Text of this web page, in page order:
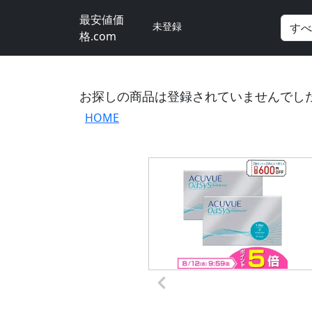
最安値価
格.com
未登録
お探しの商品は登録されていませんでし
HOME